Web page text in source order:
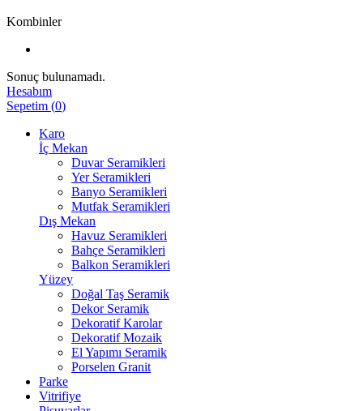
Kombinler
Sonuç bulunamadı.
Hesabım
Sepetim (0)
Karo
İç Mekan
Duvar Seramikleri
Yer Seramikleri
Banyo Seramikleri
Mutfak Seramikleri
Dış Mekan
Havuz Seramikleri
Bahçe Seramikleri
Balkon Seramikleri
Yüzey
Doğal Taş Seramik
Dekor Seramik
Dekoratif Karolar
Dekoratif Mozaik
El Yapımı Seramik
Porselen Granit
Parke
Vitrifiye